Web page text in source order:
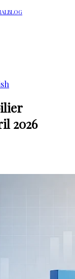
BLOG
2026